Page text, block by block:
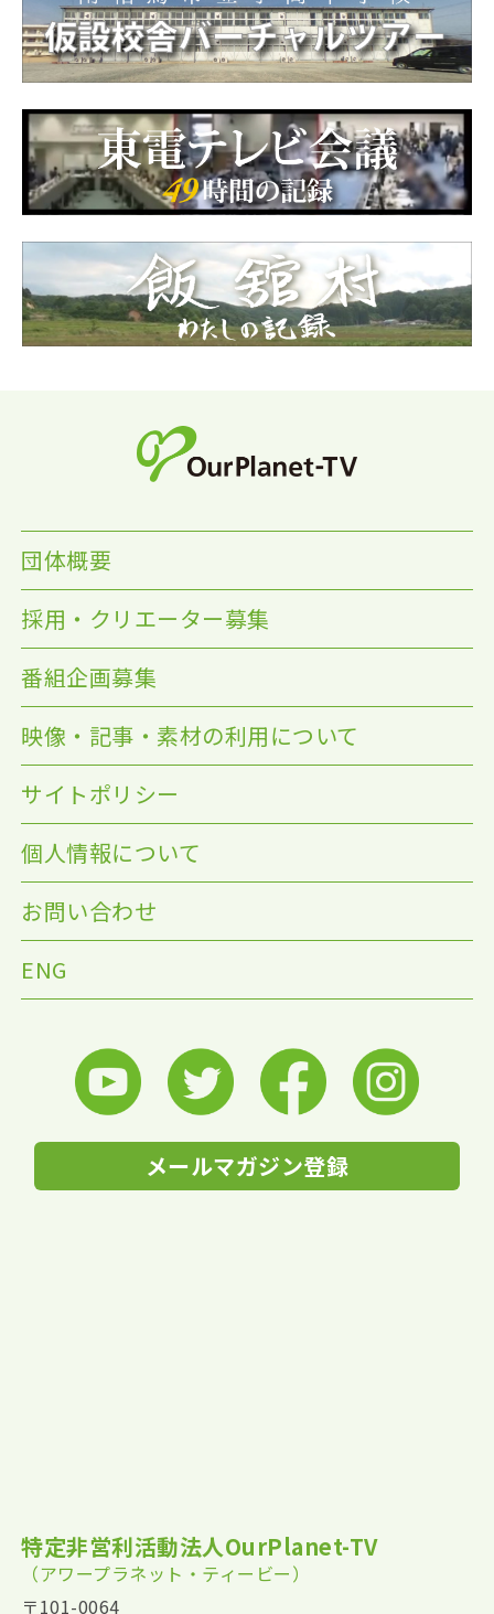
団体概要
採用・クリエーター募集
番組企画募集
映像・記事・素材の利用について
サイトポリシー
個人情報について
お問い合わせ
ENG
メールマガジン登録
特定非営利活動法人OurPlanet-TV
（アワープラネット・ティービー）
〒101-0064